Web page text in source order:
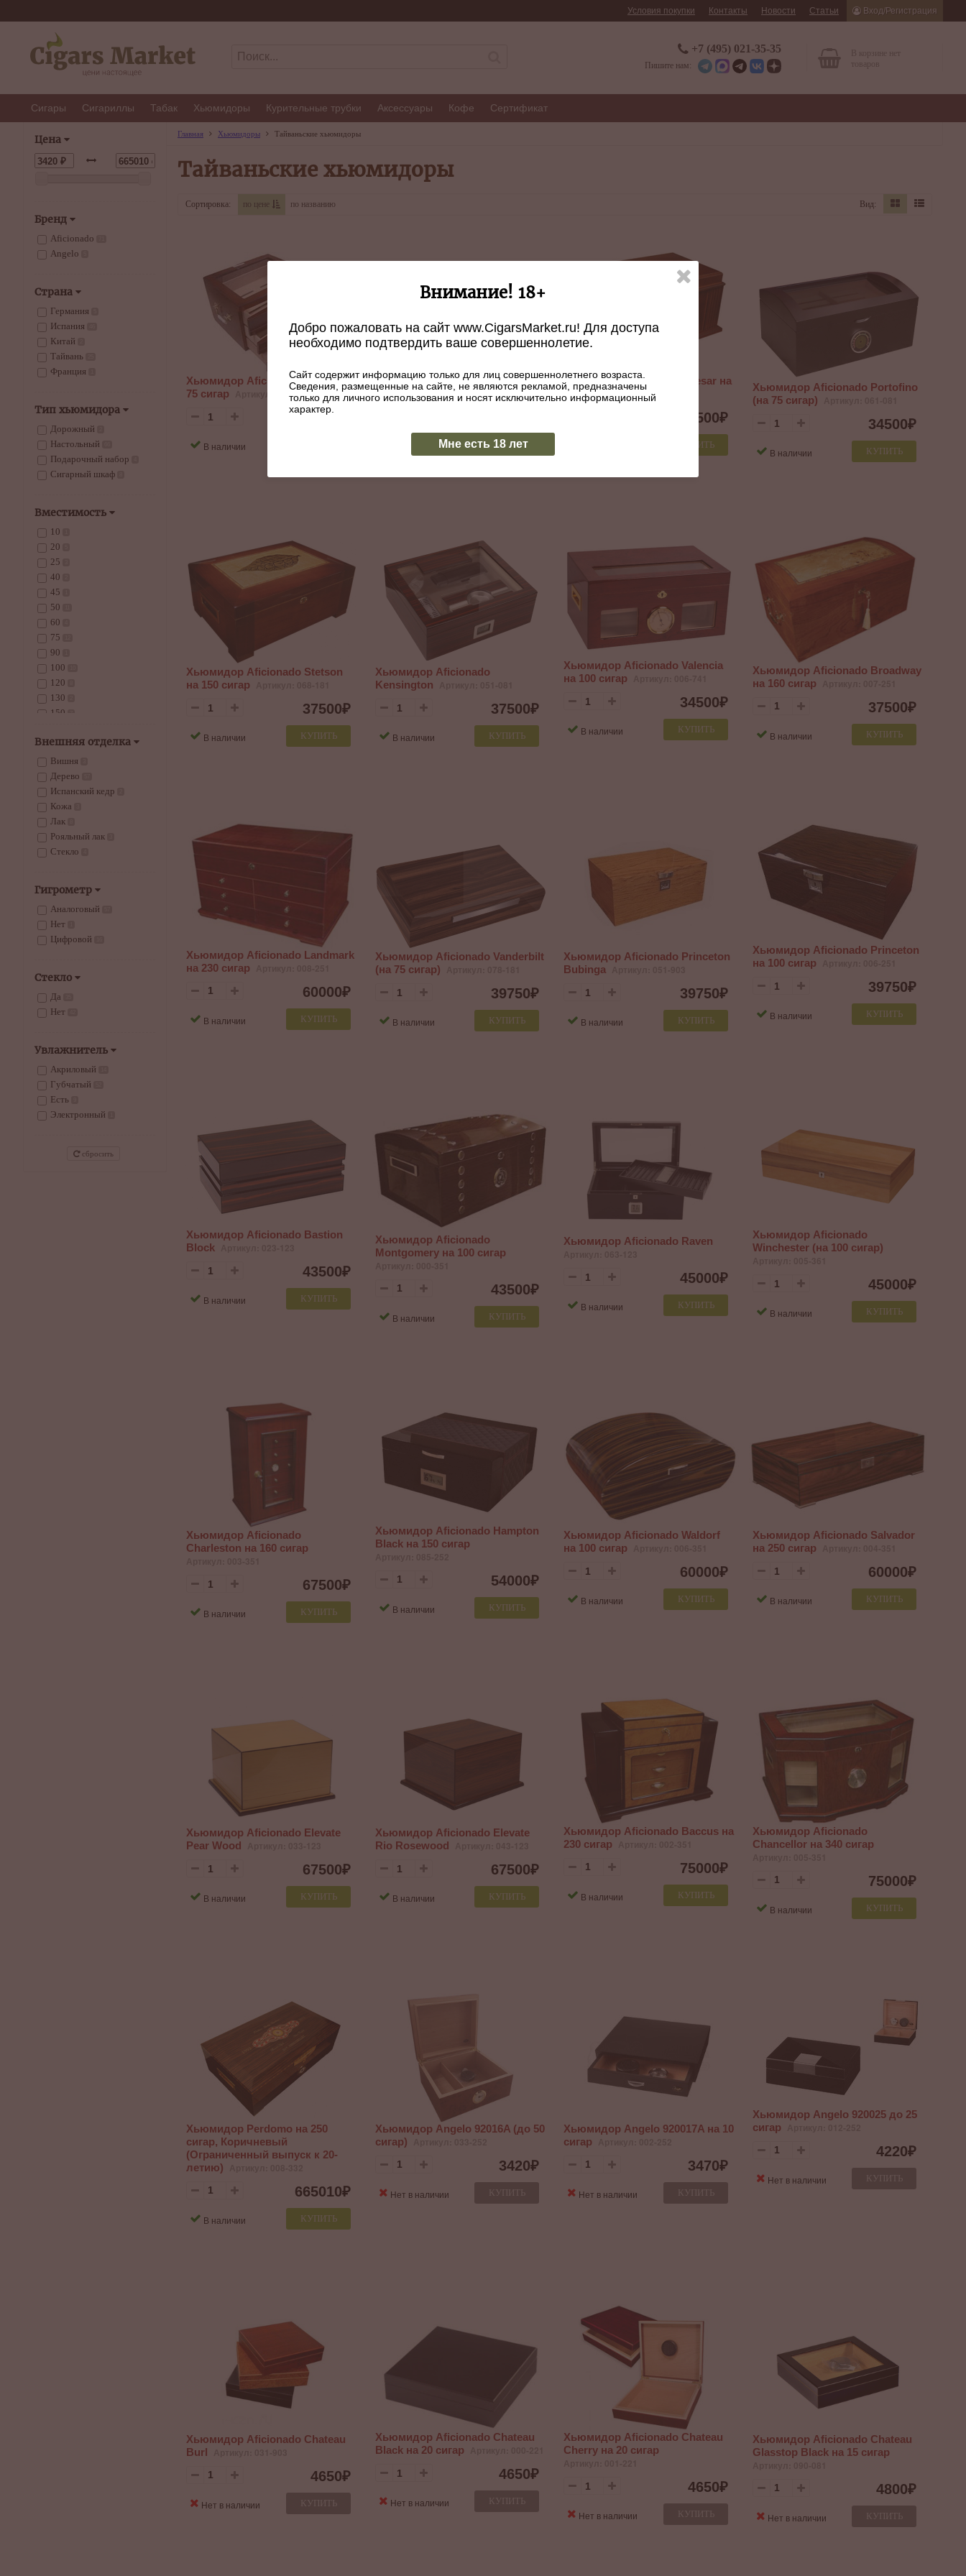
Условия покупки Контакты Новости Статьи Вход/Регистрация
В корзине нет
+7 (495) 021-35-35
Пишите нам:
Сигары Сигариллы Табак Хьюмидоры Курительные трубки Аксессуары Кофе Сертификат
Цена
Бренд
Aficionado
Angelo
Страна
Германия
Испания
Китай
Тайвань
Франция
Тип хьюмидора
Дорожный
Настольный
Подарочный набор
Сигарный шкаф
Вместимость
10
20
25
40
45
50
60
75
90
100
120
130
150
230 2
250 3
340 1
500 1
3000
Внешняя отделка
Вишня
Дерево
Испанский кедр
Кожа
Лак
Рояльный лак
Стекло
Гигрометр
Аналоговый
Нет
Цифровой
Стекло
Да
Нет
Увлажнитель
Акриловый
Губчатый
Есть
Электронный
сбросить
Главная Хьюмидоры Тайваньские хьюмидоры
Тайваньские хьюмидоры
Сортировка: по цене по названию Вид:
Хьюмидор Aficionado Regent на
75 сигар
Артикул: 085-613
27000
В наличии
Хьюмидор Aficionado Addison
на 60 сигар Артикул: 001-341
КУПИТЬ
Хьюмидор Aficionado Caesar на
75 сигар Артикул: 072-382
31500₽
КУПИТЬ
Хьюмидор Aficionado Portofino
(на 75 сигар)
34500₽
КУПИТЬ
В наличии
Хьюмидор Aficionado Stetson
на 150 сигар
37500₽
КУПИТЬ
В наличии
Хьюмидор Aficionado
Kensington
37500₽
КУПИТЬ
В наличии
Хьюмидор Aficionado Valencia
на 100 сигар
34500₽
КУПИТЬ
В наличии
Хьюмидор Aficionado Broadway
на 160 сигар
37500₽
КУПИТЬ
В наличии
Хьюмидор Aficionado Landmark
на 230 сигар
60000₽
КУПИТЬ
В наличии
Хьюмидор Aficionado Vanderbilt
(на 75 сигар)
39750₽
КУПИТЬ
В наличии
Хьюмидор Aficionado Princeton
Bubinga
39750₽
КУПИТЬ
В наличии
Хьюмидор Aficionado Princeton
на 100 сигар
39750₽
КУПИТЬ
В наличии
Хьюмидор Aficionado Bastion
Block
43500₽
КУПИТЬ
В наличии
Хьюмидор Aficionado
Montgomery на 100 сигар
43500₽
КУПИТЬ
В наличии
Хьюмидор Aficionado Raven
45000₽
КУПИТЬ
В наличии
Хьюмидор Aficionado
Winchester (на 100 сигар)
45000₽
КУПИТЬ
В наличии
Хьюмидор Aficionado
Charleston на 160 сигар
67500₽
КУПИТЬ
В наличии
Хьюмидор Aficionado Hampton
Black на 150 сигар
54000₽
КУПИТЬ
В наличии
Хьюмидор Aficionado Waldorf
на 100 сигар
60000₽
КУПИТЬ
В наличии
Хьюмидор Aficionado Salvador
на 250 сигар
60000₽
КУПИТЬ
В наличии
Хьюмидор Aficionado Elevate
Pear Wood
67500₽
КУПИТЬ
В наличии
Хьюмидор Aficionado Elevate
Rio Rosewood
67500₽
КУПИТЬ
В наличии
Хьюмидор Aficionado Baccus на
230 сигар
75000₽
КУПИТЬ
В наличии
Хьюмидор Aficionado
Chancellor на 340 сигар
75000₽
КУПИТЬ
В наличии
Хьюмидор Perdomo на 250
сигар, Коричневый
(Ограниченный выпуск к 20-
летию)
665010₽
КУПИТЬ
В наличии
Хьюмидор Angelo 92016A (до 50
сигар)
3420₽
КУПИТЬ
Нет в наличии
Хьюмидор Angelo 920017A на 10
сигар
3470₽
КУПИТЬ
Нет в наличии
Хьюмидор Angelo 920025 до 25
сигар
4220₽
КУПИТЬ
Нет в наличии
Хьюмидор Aficionado Chateau
Burl
4650₽
КУПИТЬ
Нет в наличии
Хьюмидор Aficionado Chateau
Black на 20 сигар
4650₽
КУПИТЬ
Нет в наличии
Хьюмидор Aficionado Chateau
Cherry на 20 сигар
4650₽
КУПИТЬ
Нет в наличии
Хьюмидор Aficionado Chateau
Glasstop Black на 15 сигар
4800₽
КУПИТЬ
Нет в наличии
Внимание! 18+
Добро пожаловать на сайт www.CigarsMarket.ru! Для доступа
необходимо подтвердить ваше совершеннолетие.
Сайт содержит информацию только для лиц совершеннолетнего возраста.
Сведения, размещенные на сайте, не являются рекламой, предназначены
только для личного использования и носят исключительно информационный
характер.
Мне есть 18 лет